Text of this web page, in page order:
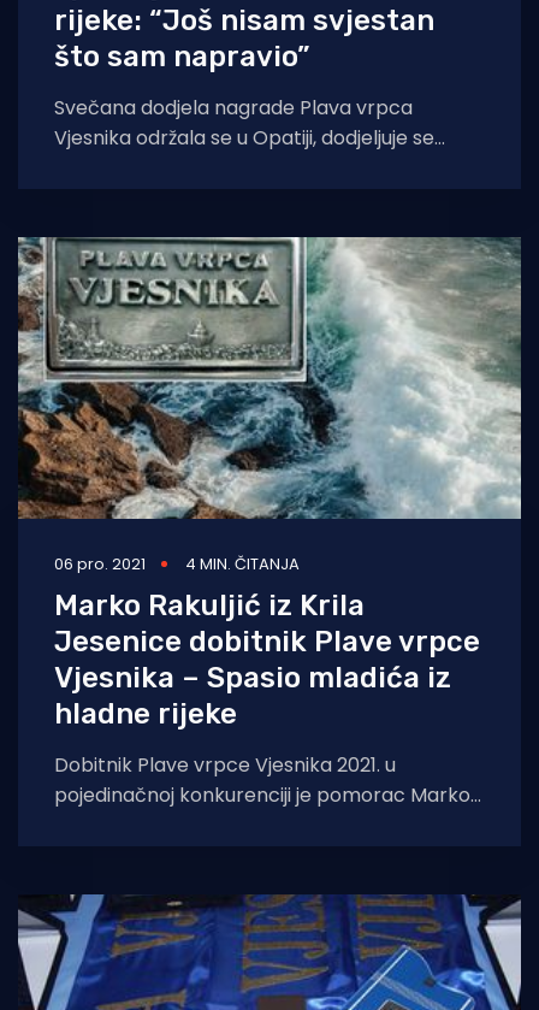
rijeke: “Još nisam svjestan
što sam napravio”
Svečana dodjela nagrade Plava vrpca
Vjesnika održala se u Opatiji, dodjeljuje se
Ovogodišnji dobitnik Plave
06 pro. 2021 4 MIN. ČITANJA
Marko Rakuljić iz Krila
Jesenice dobitnik Plave vrpce
Vjesnika – Spasio mladića iz
hladne rijeke
Dobitnik Plave vrpce Vjesnika 2021. u
pojedinačnoj konkurenciji je pomorac Marko